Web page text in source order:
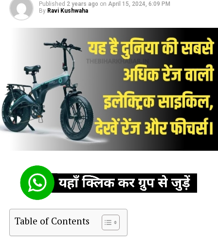
Published 2 years ago on April 15, 2024, 6:09 PM
By Ravi Kushwaha
Table of Contents